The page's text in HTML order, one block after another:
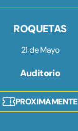
ROQUETAS
21 de Mayo
Auditorio
PROXIMAMENTE